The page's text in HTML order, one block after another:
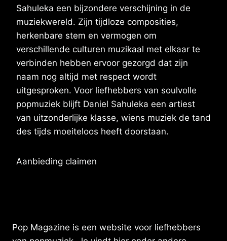
Sahuleka een bijzondere verschijning in de
muziekwereld. Zijn tijdloze composities,
herkenbare stem en vermogen om
verschillende culturen muzikaal met elkaar te
verbinden hebben ervoor gezorgd dat zijn
naam nog altijd met respect wordt
uitgesproken. Voor liefhebbers van soulvolle
popmuziek blijft Daniel Sahuleka een artiest
van uitzonderlijke klasse, wiens muziek de tand
des tijds moeiteloos heeft doorstaan.
Aanbieding claimen
Pop Magazine is een website voor liefhebbers